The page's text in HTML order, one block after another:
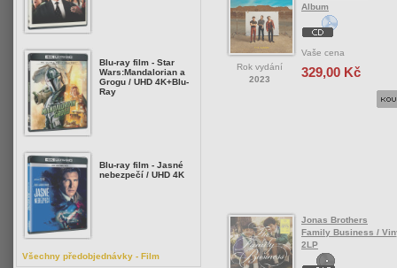
Rok vydání
2023
Album
Vaše cena
329,00 Kč
Jonas Brothers
Family Business /
2LP
Blu-ray film - Star
Wars:Mandalorian a
Grogu / UHD 4K+Blu-
Ray
Blu-ray film - Jasné
nebezpečí / UHD 4K
Všechny předobjednávky - Film